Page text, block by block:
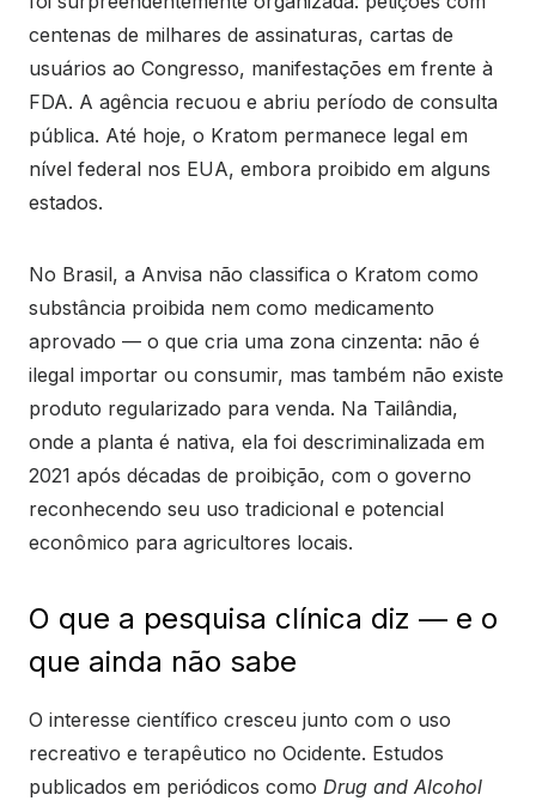
centenas de milhares de assinaturas, cartas de
usuários ao Congresso, manifestações em frente à
FDA. A agência recuou e abriu período de consulta
pública. Até hoje, o Kratom permanece legal em
nível federal nos EUA, embora proibido em alguns
estados.
No Brasil, a Anvisa não classifica o Kratom como
substância proibida nem como medicamento
aprovado — o que cria uma zona cinzenta: não é
ilegal importar ou consumir, mas também não existe
produto regularizado para venda. Na Tailândia,
onde a planta é nativa, ela foi descriminalizada em
2021 após décadas de proibição, com o governo
reconhecendo seu uso tradicional e potencial
econômico para agricultores locais.
O que a pesquisa clínica diz — e o
que ainda não sabe
O interesse científico cresceu junto com o uso
recreativo e terapêutico no Ocidente. Estudos
publicados em periódicos como Drug and Alcohol